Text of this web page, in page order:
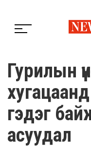
Гурилын
гэдэг
асуудал